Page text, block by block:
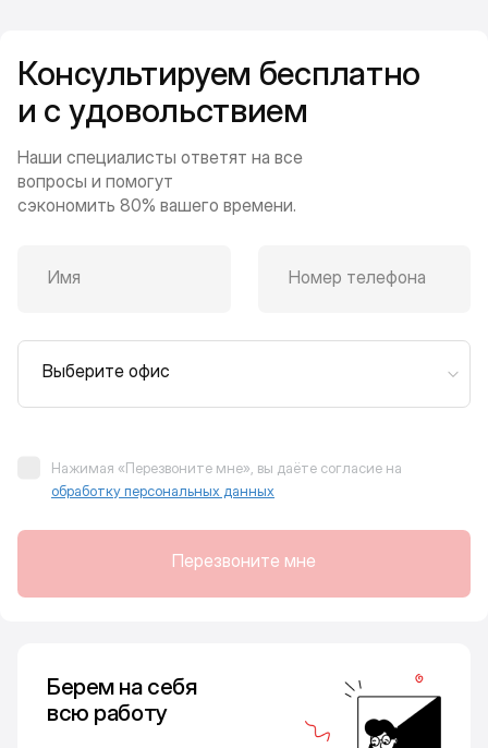
Консультируем бесплатно
и с удовольствием
Наши специалисты ответят на все
вопросы и помогут
сэкономить 80% вашего времени.
Имя Номер телефона
Выберите офис
Нажимая «Перезвоните мне», вы даёте согласие на
обработку персональных данных
Перезвоните мне
Берем на себя
всю работу